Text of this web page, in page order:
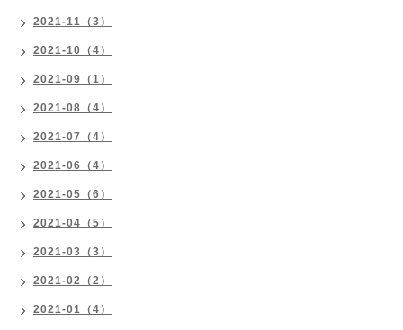
2021-11（3）
2021-10（4）
2021-09（1）
2021-08（4）
2021-07（4）
2021-06（4）
2021-05（6）
2021-04（5）
2021-03（3）
2021-02（2）
2021-01（4）